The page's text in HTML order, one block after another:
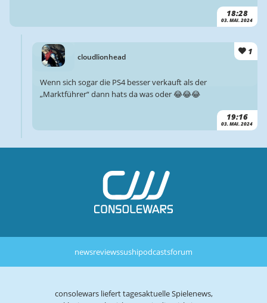
18:28
03. MAI. 2024
cloudlionhead
1
19:16
03. MAI. 2024
Wenn sich sogar die PS4 besser verkauft als der
„Marktführer“ dann hats da was oder 😂😂😂
newsreviewssushipodcastsforum
consolewars liefert tagesaktuelle Spielenews,